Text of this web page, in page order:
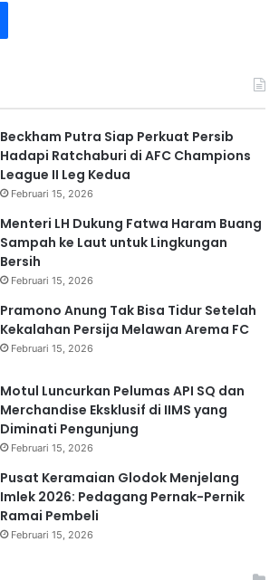
Beckham Putra Siap Perkuat Persib
Hadapi Ratchaburi di AFC Champions
League II Leg Kedua
Februari 15, 2026
Menteri LH Dukung Fatwa Haram Buang
Sampah ke Laut untuk Lingkungan
Bersih
Februari 15, 2026
Pramono Anung Tak Bisa Tidur Setelah
Kekalahan Persija Melawan Arema FC
Februari 15, 2026
Motul Luncurkan Pelumas API SQ dan
Merchandise Eksklusif di IIMS yang
Diminati Pengunjung
Februari 15, 2026
Pusat Keramaian Glodok Menjelang
Imlek 2026: Pedagang Pernak-Pernik
Ramai Pembeli
Februari 15, 2026